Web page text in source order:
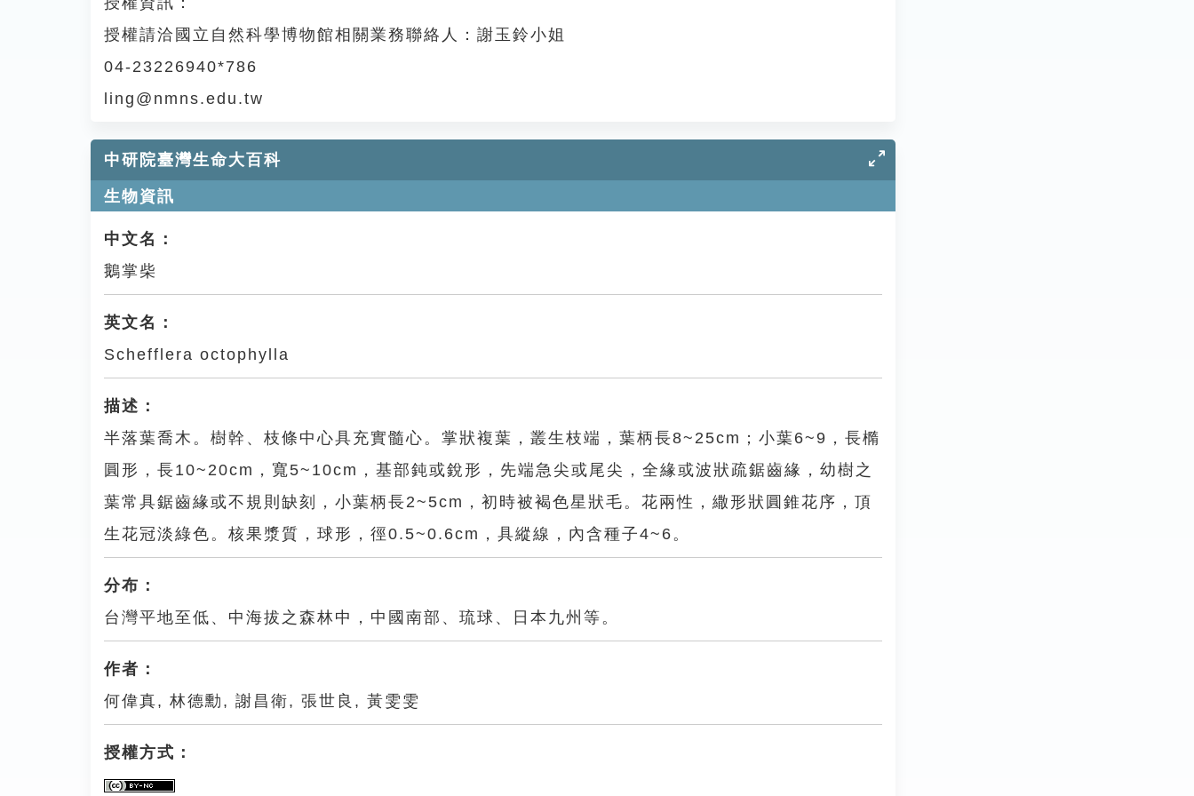
授權請洽國立自然科學博物館相關業務聯絡人：謝玉鈴小姐
04-23226940*786
ling@nmns.edu.tw
中研院臺灣生命大百科
生物資訊
中文名：
鵝掌柴
英文名：
Schefflera octophylla
描述：
半落葉喬木。樹幹、枝條中心具充實髓心。掌狀複葉，叢生枝端，葉柄長8~25cm；小葉6~9，長橢
圓形，長10~20cm，寬5~10cm，基部鈍或銳形，先端急尖或尾尖，全緣或波狀疏鋸齒緣，幼樹之
葉常具鋸齒緣或不規則缺刻，小葉柄長2~5cm，初時被褐色星狀毛。花兩性，繖形狀圓錐花序，頂
生花冠淡綠色。核果漿質，球形，徑0.5~0.6cm，具縱線，內含種子4~6。
分布：
台灣平地至低、中海拔之森林中，中國南部、琉球、日本九州等。
作者：
何偉真, 林德勳, 謝昌衛, 張世良, 黃雯雯
授權方式：